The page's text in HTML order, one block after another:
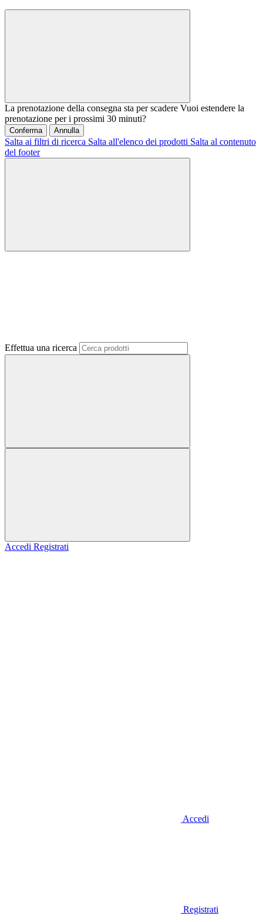
La prenotazione della consegna sta per scadere Vuoi estendere la
prenotazione per i prossimi 30 minuti?
Conferma Annulla
Salta ai filtri di ricerca Salta all'elenco dei prodotti Salta al contenuto
del footer
Effettua una ricerca
Accedi Registrati
Accedi
Registrati